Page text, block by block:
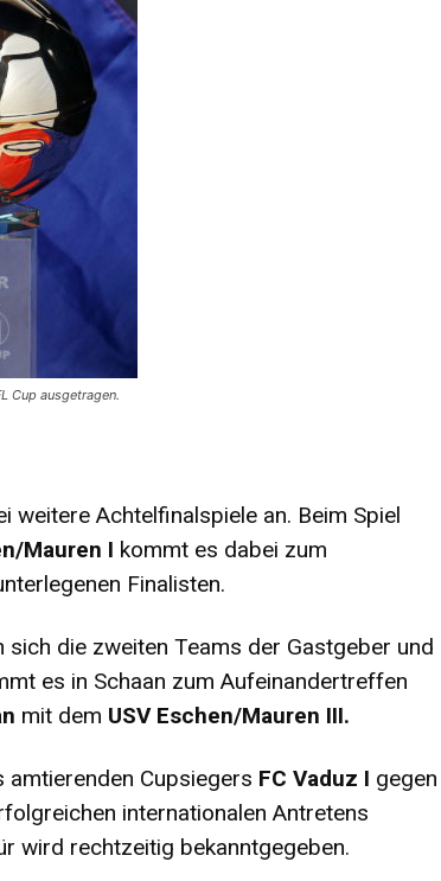
Cup ausgetragen.
weitere Achtelfinalspiele an. Beim Spiel
Mauren I kommt es dabei zum
Finalisten.
sich die zweiten Teams der Gastgeber und
es in Schaan zum Aufeinandertreffen
mit dem USV Eschen/Mauren III.
Cupsiegers FC Vaduz I gegen
internationalen Antretens
wird rechtzeitig bekanntgegeben.